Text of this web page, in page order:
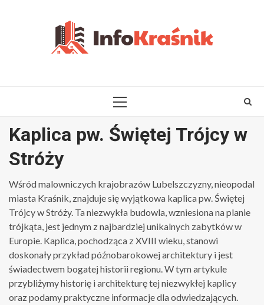
PRIMARY
Kaplica pw. Świętej Trójcy w
Stróży
Wśród malowniczych krajobrazów Lubelszczyzny, nieopodal
miasta Kraśnik, znajduje się wyjątkowa kaplica pw. Świętej
Trójcy w Stróży. Ta niezwykła budowla, wzniesiona na planie
trójkąta, jest jednym z najbardziej unikalnych zabytków w
Europie. Kaplica, pochodząca z XVIII wieku, stanowi
doskonały przykład późnobarokowej architektury i jest
świadectwem bogatej historii regionu. W tym artykule
przybliżymy historię i architekturę tej niezwykłej kaplicy
oraz podamy praktyczne informacje dla odwiedzających.